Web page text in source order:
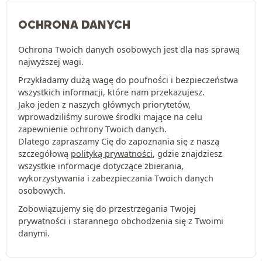
OCHRONA DANYCH
Ochrona Twoich danych osobowych jest dla nas sprawą
najwyższej wagi.
Przykładamy dużą wagę do poufności i bezpieczeństwa
wszystkich informacji, które nam przekazujesz.
Jako jeden z naszych głównych priorytetów,
wprowadziliśmy surowe środki mające na celu
zapewnienie ochrony Twoich danych.
Dlatego zapraszamy Cię do zapoznania się z naszą
szczegółową polityką prywatności, gdzie znajdziesz
wszystkie informacje dotyczące zbierania,
wykorzystywania i zabezpieczania Twoich danych
osobowych.
Zobowiązujemy się do przestrzegania Twojej
prywatności i starannego obchodzenia się z Twoimi
danymi.